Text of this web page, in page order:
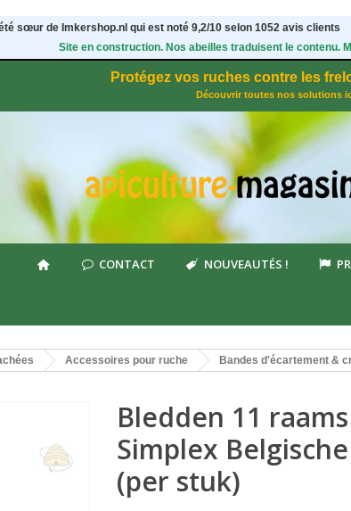
sœur de Imkershop.nl qui est noté 9,2/10 selon 1052avis clients
Site en construction. Nos abeilles traduisent le contenu.
Protégez vos ruches contre les
Découvrir toutes nos solutions
CONTACT NOUVEAUTÉS !
Accessoires pour ruche Bandes d'écartement &
Bledden 11
Simplex
(per stuk)